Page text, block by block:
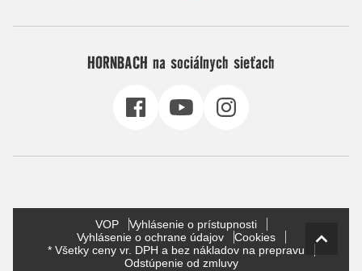
HORNBACH na sociálnych sieťach
VOP
Vyhlásenie o prístupnosti
Vyhlásenie o ochrane údajov
Cookies
* Všetky ceny vr. DPH a bez nákladov na prepravu
Odstúpenie od zmluvy